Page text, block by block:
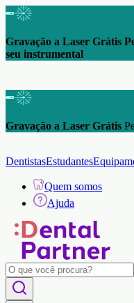
Gravação a Laser Grátis
seu instrumental
Gravação a Laser Grátis
DentistasEstudantes
Quem somos
Ajuda